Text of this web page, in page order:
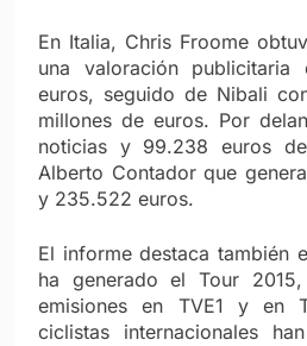
En Italia, Chris Froome
una valoración
euros, seguido de Nibali
millones de euros. Por
noticias y 99.238 euros
Alberto Contador que
y 235.522 euros.
El informe destaca también
ha generado el Tour
emisiones en TVE1 y en
ciclistas internacionales